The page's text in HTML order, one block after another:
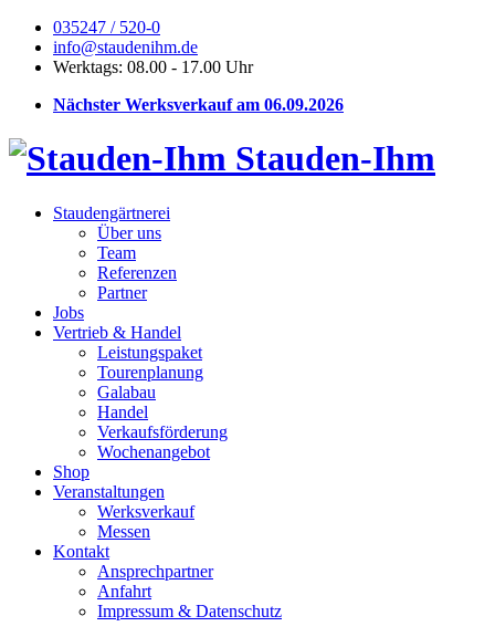
035247 / 520-0
info@staudenihm.de
Werktags: 08.00 - 17.00 Uhr
Nächster Werksverkauf am 06.09.2026
Stauden-Ihm
Staudengärtnerei
Über uns
Team
Referenzen
Partner
Jobs
Vertrieb & Handel
Leistungspaket
Tourenplanung
Galabau
Handel
Verkaufsförderung
Wochenangebot
Shop
Veranstaltungen
Werksverkauf
Messen
Kontakt
Ansprechpartner
Anfahrt
Impressum & Datenschutz